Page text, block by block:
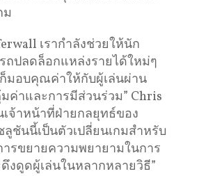
ม
เรากำลังช่วยให้นัก
ถปลดล็อกแหล่งรายได้ใหม่ๆ
มอบคุณค่าให้กับผู้เล่นผ่าน
ค่าและการมีส่วนร่วม” Chris
เจ้าหน้าที่ฝ่ายกลยุทธ์ของ
ลูชันนี้เป็นตัวเปลี่ยนเกมสำหรับ
รขยายความพยายามในการ
งดูดผู้เล่นในหลากหลายวิธี”